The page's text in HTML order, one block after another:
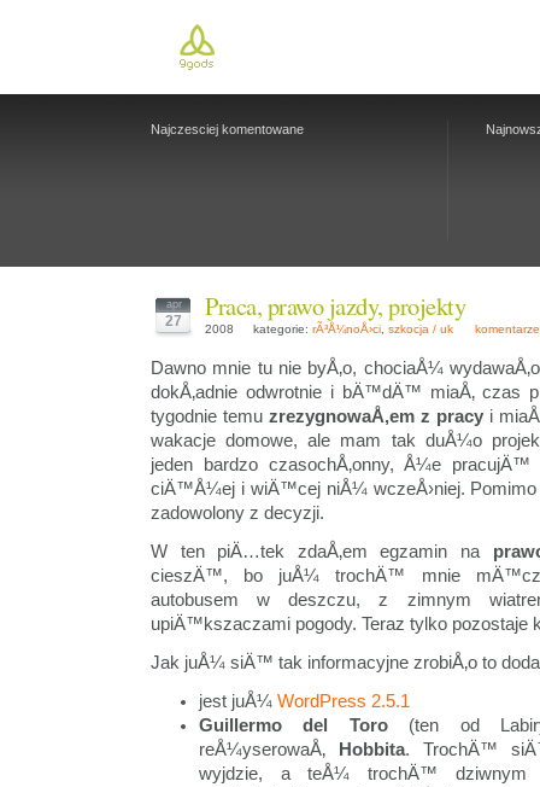
Najczesciej komentowane
apr
27 Praca, prawo jazdy, projekty
2008 kategorie: rÃ³Å¼noÅ›ci szkocja / uk
Dawno mnie tu nie byÅ‚o, chociaÅ¼
dokÅ‚adnie odwrotnie i bÄ™dÄ™ miaÅ‚ czas
tygodnie temu zrezygnowaÅ‚em z pracy i
wakacje domowe, ale mam tak duÅ¼o
jeden bardzo czasochÅ‚onny, Å¼e
ciÄ™Å¼ej i wiÄ™cej niÅ¼ wczeÅ›niej. Pomimo
zadowolony z decyzji.
W ten piÄ…tek zdaÅ‚em egzamin na
cieszÄ™, bo juÅ¼ trochÄ™ mnie
autobusem w deszczu, z zimnym
upiÄ™kszaczami pogody. Teraz tylko pozostaje
Jak juÅ¼ siÄ™ tak informacyjne zrobiÅ‚o to
jest juÅ¼ WordPress 2.5.1
Guillermo del Toro(ten od
reÅ¼yserowaÅ‚
Hobbita. TrochÄ™
wyjdzie, a teÅ¼ trochÄ™ dziwnym